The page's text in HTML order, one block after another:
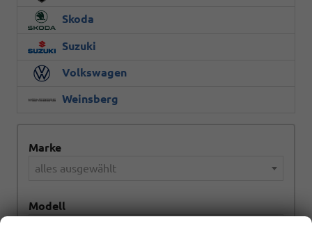
Skoda
Suzuki
Volkswagen
Weinsberg
Marke
alles ausgewählt
Modell